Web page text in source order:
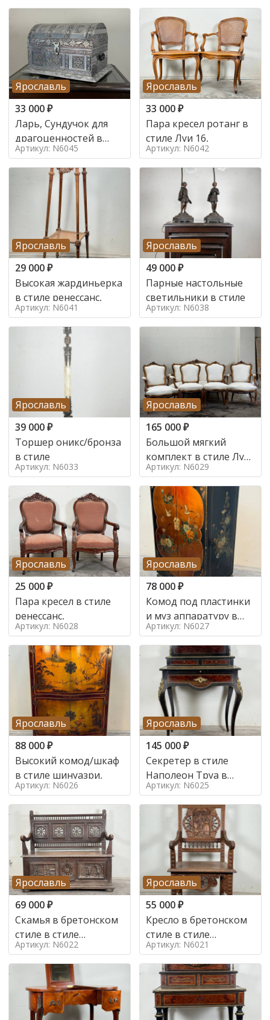
Ярославль
33 000₽
Ларь, Сундучок для
драгоценностей в
стиле
Артикул: N6045
Ярославль
33 000₽
Пара кресел ротанг в
стиле Луи 16,
Артикул: N6042
Ярославль
29 000₽
Высокая жардиньерка
в стиле ренессанс,
Артикул: N6041
Ярославль
49 000₽
Парные настольные
светильники в стиле
Артикул: N6038
Ярославль
39 000₽
Торшер оникс/бронза
в стиле
Артикул: N6033
Ярославль
165 000₽
Большой мягкий
комплект в стиле Луи
в стиле
Артикул: N6029
Ярославль
25 000₽
Пара кресел в стиле
ренессанс,
Артикул: N6028
Ярославль
78 000₽
Комод под пластинки
и муз аппаратуру в
стиле шинуазри,
Артикул: N6027
Ярославль
88 000₽
Высокий комод/шкаф
в стиле шинуазри,
Артикул: N6026
Ярославль
145 000₽
Секретер в стиле
Наполеон Труа в
стиле 19 век
Артикул: N6025
Ярославль
69 000₽
Скамья в бретонском
стиле в стиле
Артикул: N6022
Ярославль
55 000₽
Кресло в бретонском
стиле в стиле
Артикул: N6021